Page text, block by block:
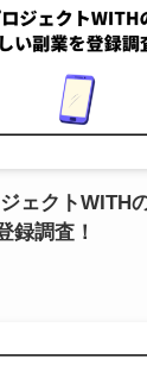
ェクトWITH
録調査！